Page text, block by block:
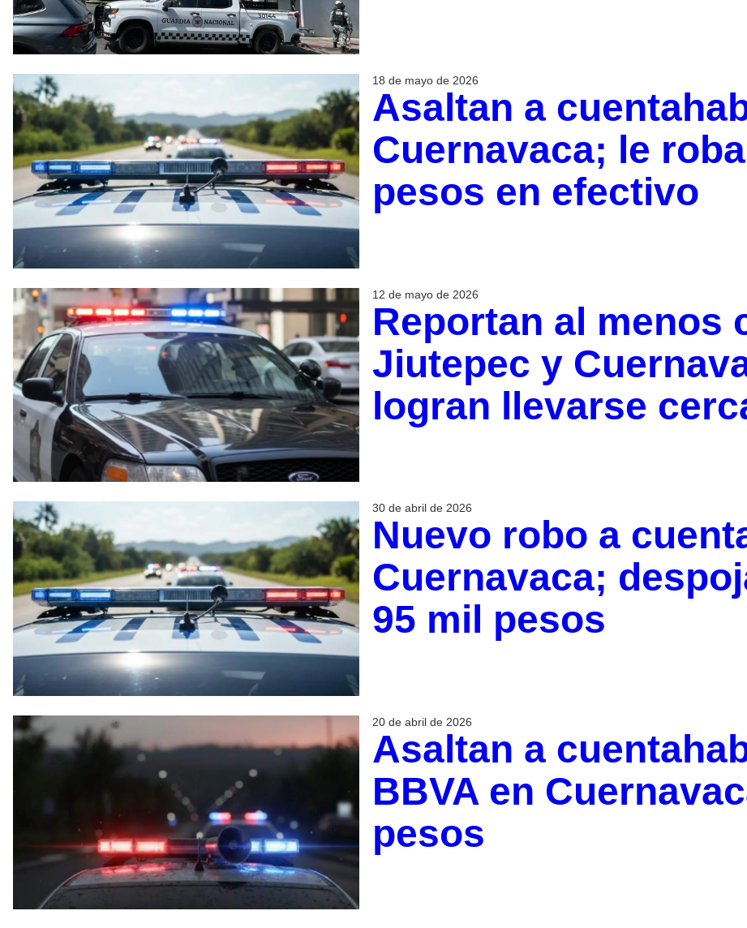
18 de mayo de 2026
Asaltan a
Cuernavaca; le
pesos en efectivo
12 de mayo de 2026
Reportan al menos
Jiutepec y
logran llevarse
30 de abril de 2026
Nuevo robo a
Cuernavaca;
95 mil pesos
20 de abril de 2026
Asaltan a
BBVA en
pesos